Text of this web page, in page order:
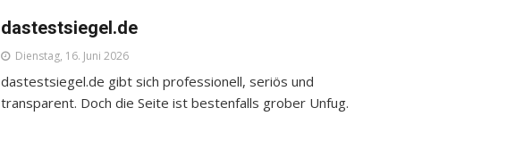
dastestsiegel.de
Dienstag, 16. Juni 2026
dastestsiegel.de gibt sich professionell, seriös und
transparent. Doch die Seite ist bestenfalls grober Unfug.